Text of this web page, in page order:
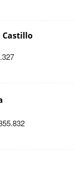
Castillo